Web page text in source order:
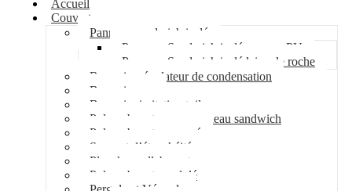
Accueil
Couverture
Panneau sandwich isolé
Panneau Sandwich isolé mousse PU
Panneau Sandwich isolé laine de roche
Bac acier régulateur de condensation
Bac acier sec
Bac acier imitation tuile
Polycarbonate pour panneau sandwich
Polycarbonate nervuré
Support d’étanchéité
Plancher collaborant
Polycarbonate ondulé